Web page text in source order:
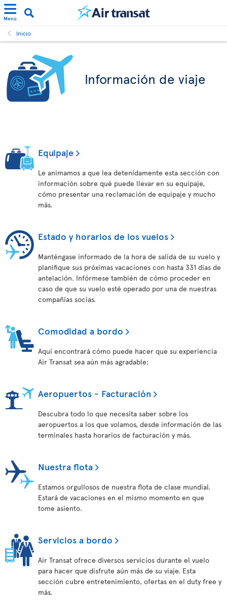
Menú
Inicio
Información de viaje
Equipaje
Le animamos a que lea detenidamente esta sección con
información sobre qué puede llevar en su equipaje,
cómo presentar una reclamación de equipaje y mucho
más.
Estado y horarios de los vuelos
Manténgase informado de la hora de salida de su vuelo y
planifique sus próximas vacaciones con hasta 331 días de
antelación. Infórmese también de cómo proceder en
caso de que su vuelo esté operado por una de nuestras
compañías socias.
Comodidad a bordo
Aquí encontrará cómo puede hacer que su experiencia
Air Transat sea aún más agradable:
Aeropuertos - Facturación
Descubra todo lo que necesita saber sobre los
aeropuertos a los que volamos, desde información de las
terminales hasta horarios de facturación y más.
Nuestra flota
Estamos orgullosos de nuestra flota de clase mundial.
Estará de vacaciones en el mismo momento en que
tome asiento.
Servicios a bordo
Air Transat ofrece diversos servicios durante el vuelo
para hacer que disfrute aún más de su viaje. Esta
sección cubre entretenimiento, ofertas en el duty free y
más.